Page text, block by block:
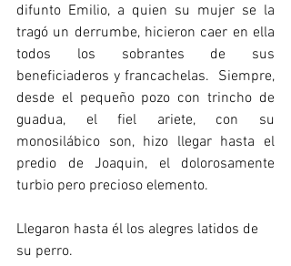
difunto Emilio, a quien su mujer se la
tragó un derrumbe, hicieron caer en ella
todos los sobrantes de sus
beneficiaderos y francachelas.  Siempre,
desde el pequeño pozo con trincho de
guadua, el fiel ariete, con su
monosilábico son, hizo llegar hasta el
predio de Joaquin, el dolorosamente
turbio pero precioso elemento.
Llegaron hasta él los alegres latidos de
su perro.